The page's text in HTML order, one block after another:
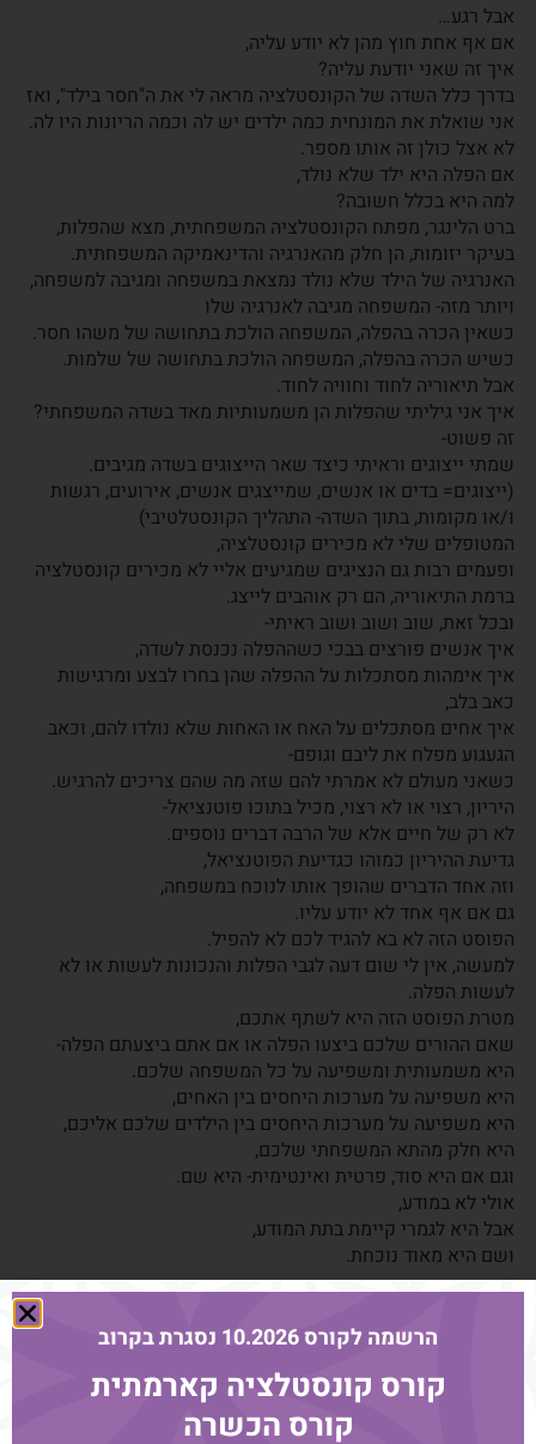
אבל רגע…
אם אף אחת חוץ מהן לא יודע עליה,
איך זה שאני יודעת עליה?
בדרך כלל השדה של הקונסטלציה מראה לי את ה"חסר בילד", ואז
אני שואלת את המונחית כמה ילדים יש לה וכמה הריונות היו לה.
לא אצל כולן זה אותו מספר.
אם הפלה היא ילד שלא נולד,
למה היא בכלל חשובה?
ברט הלינגר, מפתח הקונסטלציה המשפחתית, מצא שהפלות,
בעיקר יזומות, הן חלק מהאנרגיה והדינאמיקה המשפחתית.
האנרגיה של הילד שלא נולד נמצאת במשפחה ומגיבה למשפחה,
ויותר מזה- המשפחה מגיבה לאנרגיה שלו
כשאין הכרה בהפלה, המשפחה הולכת בתחושה של משהו חסר.
כשיש הכרה בהפלה, המשפחה הולכת בתחושה של שלמות.
אבל תיאוריה לחוד וחוויה לחוד.
איך אני גיליתי שהפלות הן משמעותיות מאד בשדה המשפחתי?
זה פשוט-
שמתי ייצוגים וראיתי כיצד שאר הייצוגים בשדה מגיבים.
(ייצוגים= בדים או אנשים, שמייצגים אנשים, אירועים, רגשות
ו/או מקומות, בתוך השדה- התהליך הקונסטלטיבי)
המטופלים שלי לא מכירים קונסטלציה,
ופעמים רבות גם הנציגים שמגיעים אליי לא מכירים קונסטלציה
ברמת התיאוריה, הם רק אוהבים לייצג.
ובכל זאת, שוב ושוב ושוב ראיתי-
איך אנשים פורצים בבכי כשההפלה נכנסת לשדה,
איך אימהות מסתכלות על ההפלה שהן בחרו לבצע ומרגישות
כאב בלב,
איך אחים מסתכלים על האח או האחות שלא נולדו להם, וכאב
הגעגוע מפלח את ליבם וגופם-
כשאני מעולם לא אמרתי להם שזה מה שהם צריכים להרגיש.
היריון, רצוי או לא רצוי, מכיל בתוכו פוטנציאל-
לא רק של חיים אלא של הרבה דברים נוספים.
גדיעת ההיריון כמוהו כגדיעת הפוטנציאל,
וזה אחד הדברים שהופך אותו לנוכח במשפחה,
גם אם אף אחד לא יודע עליו.
הפוסט הזה לא בא להגיד לכם לא להפיל.
למעשה, אין לי שום דעה לגבי הפלות והנכונות לעשות או לא
לעשות הפלה.
מטרת הפוסט הזה היא לשתף אתכם,
שאם ההורים שלכם ביצעו הפלה או אם אתם ביצעתם הפלה-
היא משמעותית ומשפיעה על כל המשפחה שלכם.
היא משפיעה על מערכות היחסים בין האחים,
היא משפיעה על מערכות היחסים בין הילדים שלכם אליכם,
היא חלק מהתא המשפחתי שלכם,
וגם אם היא סוד, פרטית ואינטימית- היא שם.
אולי לא במודע,
אבל היא לגמרי קיימת בתת המודע,
ושם היא מאוד נוכחת.
.
הרשמה לקורס 10.2026 נסגרת בקרוב
קורס קונסטלציה קארמתית
קורס הכשרה